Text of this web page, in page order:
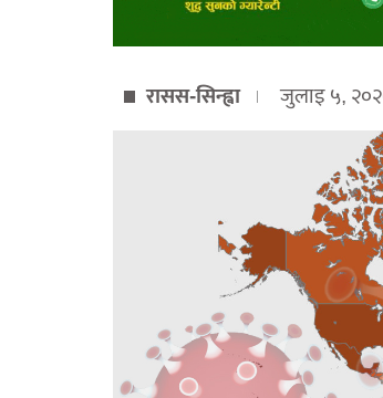
रासस-सिन्ह्वा जुलाइ ५,